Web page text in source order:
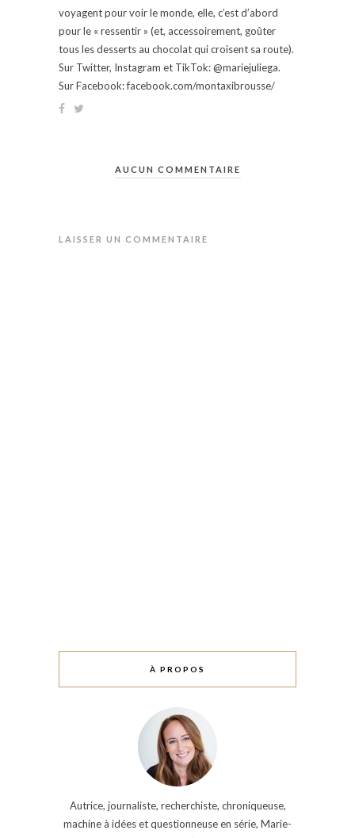
voyagent pour voir le monde, elle, c’est d’abord
pour le « ressentir » (et, accessoirement, goûter
tous les desserts au chocolat qui croisent sa route).
Sur Twitter, Instagram et TikTok: @mariejuliega.
Sur Facebook: facebook.com/montaxibrousse/
AUCUN COMMENTAIRE
LAISSER UN COMMENTAIRE
À PROPOS
Autrice, journaliste, recherchiste, chroniqueuse,
machine à idées et questionneuse en série, Marie-